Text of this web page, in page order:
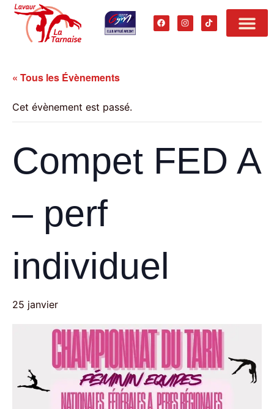
« Tous les Évènements
Cet évènement est passé.
Compet FED A
– perf
individuel
25 janvier